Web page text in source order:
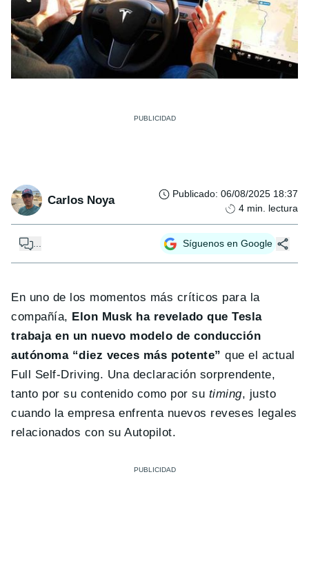
Carlos Noya Publicado: 06/08/2025 18:37
4 min. lectura
... Síguenos en Google
En uno de los momentos más críticos para la
compañía, Elon Musk ha revelado que Tesla
trabaja en un nuevo modelo de conducción
autónoma “diez veces más potente” que el actual
Full Self-Driving. Una declaración sorprendente,
tanto por su contenido como por su timing, justo
cuando la empresa enfrenta nuevos reveses legales
relacionados con su Autopilot.